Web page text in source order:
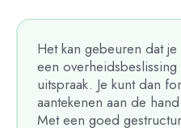
Het kan gebeuren dat
een
uitspraak. Je kunt dan
aantekenen aan de
Met een goed